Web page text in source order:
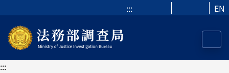
::: EN
:::